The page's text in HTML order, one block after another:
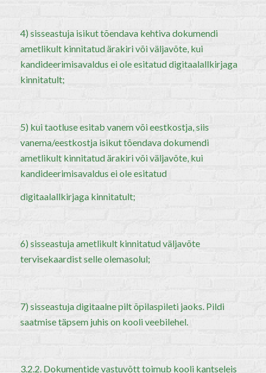
4) sisseastuja isikut tõendava kehtiva dokumendi
ametlikult kinnitatud ärakiri või väljavõte, kui
kandideerimisavaldus ei ole esitatud digitaalallkirjaga
kinnitatult;
5) kui taotluse esitab vanem või eestkostja, siis
vanema/eestkostja isikut tõendava dokumendi
ametlikult kinnitatud ärakiri või väljavõte, kui
kandideerimisavaldus ei ole esitatud
digitaalallkirjaga kinnitatult;
6) sisseastuja ametlikult kinnitatud väljavõte
tervisekaardist selle olemasolul;
7) sisseastuja digitaalne pilt õpilaspileti jaoks. Pildi
saatmise täpsem juhis on kooli veebilehel.
3.2.2. Dokumentide vastuvõtt toimub kooli kantseleis